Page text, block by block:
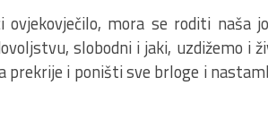
mora se roditi naša
slobodni i jaki, uzdižemo i
prekrije i poništi sve brloge i